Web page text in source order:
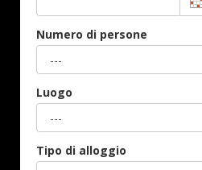
Numero di persone
Luogo
Tipo di alloggio